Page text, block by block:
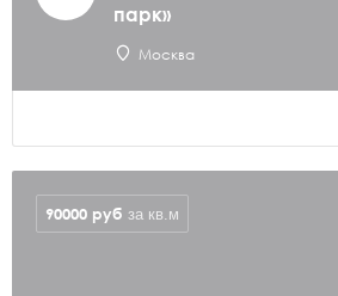
парк»
Москва
90000 руб за кв.м